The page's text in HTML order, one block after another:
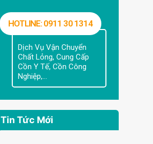
HOTLINE: 0911 30 1314
Dịch Vụ Vận Chuyển
Chất Lỏng, Cung Cấp
Cồn Y Tế, Cồn Công
Nghiệp,...
Tin Tức Mới